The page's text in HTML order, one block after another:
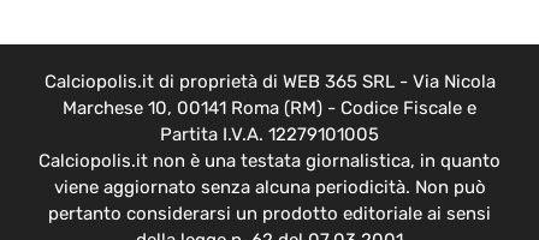
Calciopolis.it di proprietà di WEB 365 SRL - Via Nicola
Partita I.V.A. 12279101005
Calciopolis.it non è una testata giornalistica, in quanto
viene aggiornato senza alcuna periodicità. Non può
pertanto considerarsi un prodotto editoriale ai sensi
della legge n. 62 del 07.03.2001